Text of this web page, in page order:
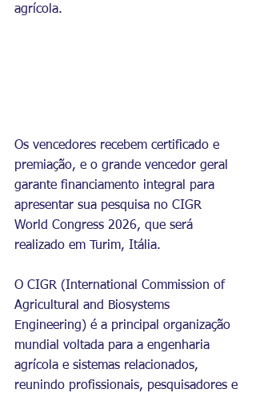
agrícola.
Os vencedores recebem certificado e
premiação, e o grande vencedor geral
garante financiamento integral para
apresentar sua pesquisa no CIGR
World Congress 2026, que será
realizado em Turim, Itália.
O CIGR (International Commission of
Agricultural and Biosystems
Engineering) é a principal organização
mundial voltada para a engenharia
agrícola e sistemas relacionados,
reunindo profissionais, pesquisadores e